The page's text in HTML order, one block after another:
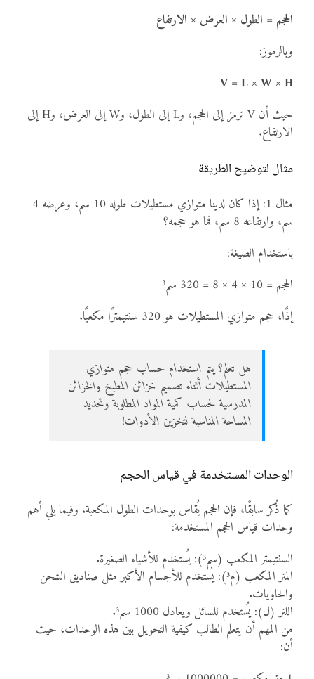
الحجم = الطول × العرض × الارتفاع
وبالرموز:
V = L × W × H
حيث أن V ترمز إلى الحجم، وL إلى الطول، وW إلى العرض، وH إلى
الارتفاع.
مثال لتوضيح الطريقة
مثال 1: إذا كان لدينا متوازي مستطيلات طوله 10 سم، وعرضه 4
سم، وارتفاعه 8 سم، فما هو حجمه؟
باستخدام الصيغة:
الحجم = 10 × 4 × 8 = 320 سم³
إذًا، حجم متوازي المستطيلات هو 320 سنتيمترًا مكعبًا.
هل تعلم؟ يتم استخدام حساب حجم متوازي
المستطيلات أثناء تصميم خزائن المطبخ والخزائن
المدرسية لحساب كمية المواد المطلوبة وتحديد
المساحة المناسبة لتخزين الأدوات!
الوحدات المستخدمة في قياس الحجم
كما ذُكر سابقًا، فإن الحجم يُقاس بوحدات الطول المكعبة. وفيما يلي أهم
وحدات قياس الحجم المستخدمة:
السنتيمتر المكعب (سم³): يُستخدم للأشياء الصغيرة.
المتر المكعب (م³): يُستخدم للأجسام الأكبر مثل صناديق الشحن
والحاويات.
اللتر (ل): يُستخدم للسائل ويعادل 1000 سم³.
من المهم أن يتعلم الطالب كيفية التحويل بين هذه الوحدات، حيث
أن: